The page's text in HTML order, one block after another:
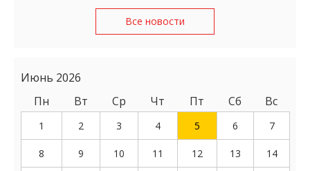
Все новости
Июнь 2026
Пн
Вт Ср Чт Пт Сб Вс
1 2 3 4 5 6 7
8 9 10 11 12 13 14